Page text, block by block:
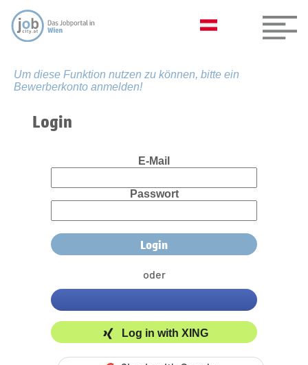
Um diese Funktion nutzen zu können, bitte ein
Bewerberkonto anmelden!
Login
E-Mail
Passwort
oder
Log in with XING